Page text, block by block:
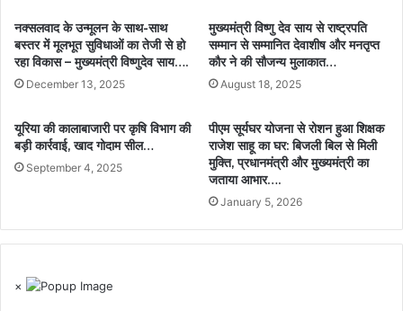
नक्सलवाद के उन्मूलन के साथ-साथ
बस्तर में मूलभूत सुविधाओं का तेजी से हो
रहा विकास – मुख्यमंत्री विष्णुदेव साय….
December 13, 2025
मुख्यमंत्री विष्णु देव साय से राष्ट्रपति
सम्मान से सम्मानित देवाशीष और मनतृप्त
कौर ने की सौजन्य मुलाकात…
August 18, 2025
यूरिया की कालाबाजारी पर कृषि विभाग की
बड़ी कार्रवाई, खाद गोदाम सील…
September 4, 2025
पीएम सूर्यघर योजना से रोशन हुआ शिक्षक
राजेश साहू का घर: बिजली बिल से मिली
मुक्ति, प्रधानमंत्री और मुख्यमंत्री का
जताया आभार….
January 5, 2026
×